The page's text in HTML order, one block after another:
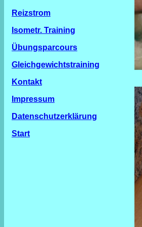
Reizstrom
Isometr. Training
Übungsparcours
Gleichgewichtstraining
Kontakt
Impressum
Datenschutzerklärung
Start